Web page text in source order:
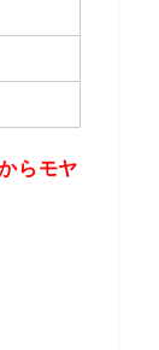
らモヤ